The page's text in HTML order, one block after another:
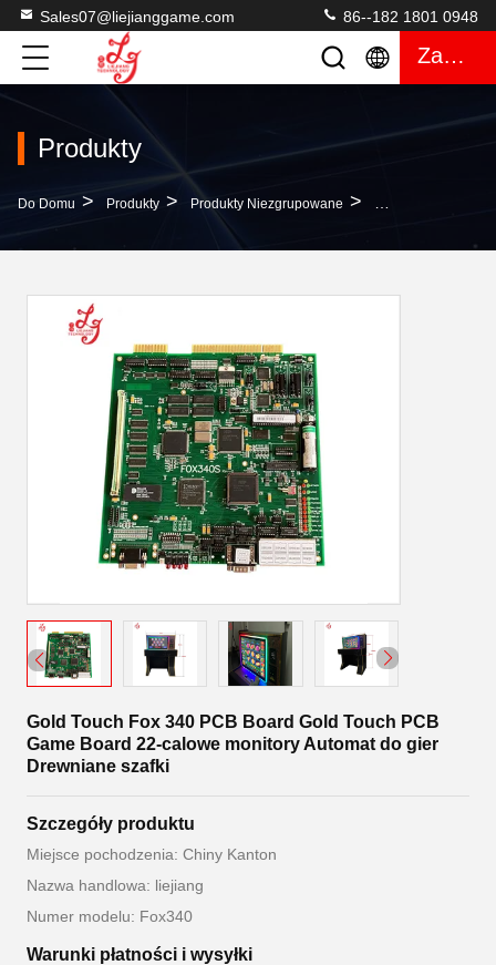
Sales07@liejianggame.com 86--182 1801 0948
Zacytować
Produkty
Do Domu > Produkty > Produkty Niezgrupowane > Gold Touch Fox
Gold Touch Fox 340 PCB Board Gold Touch PCB
Game Board 22-calowe monitory Automat do gier
Drewniane szafki
Szczegóły produktu
Miejsce pochodzenia: Chiny Kanton
Nazwa handlowa: liejiang
Numer modelu: Fox340
Warunki płatności i wysyłki